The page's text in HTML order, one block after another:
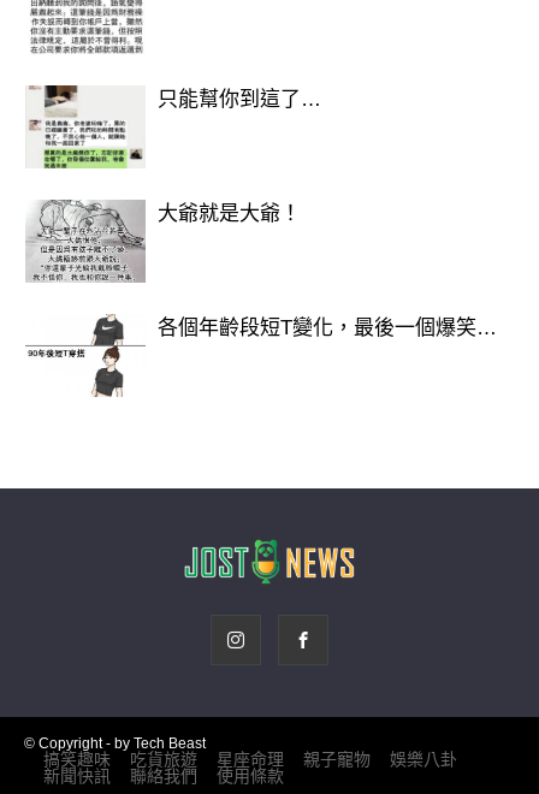
只能幫你到這了…
大爺就是大爺！
各個年齡段短T變化，最後一個爆笑…
© Copyright - by Tech Beast
搞笑趣味 吃貨旅遊 星座命理 親子寵物
娛樂八卦
新聞快訊
聯絡我們 使用條款